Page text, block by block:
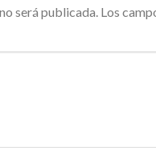
será publicada. Los